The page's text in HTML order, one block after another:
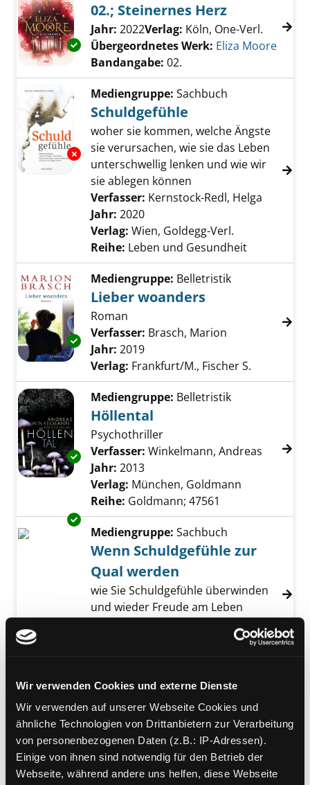
Wir verwenden Cookies und externe Dienste
Wir verwenden auf unserer Webseite Cookies und
ähnliche Technologien von Drittanbietern zur Verarbeitung
von personenbezogenen Daten (z.B.: IP-Adressen).
Einige von ihnen sind notwendig für den Betrieb der
Webseite, während andere uns helfen, diese Webseite
Exemplar-Details von 02.; Steinernes Herz
02.; Steinernes Herz
Suche nach diesem Verfasser
Jahr: 2022Verlag: Köln, One-Verl.
Übergeordnetes Werk: Eliza Moore
Bandangabe: 02.
Exemplar-Details von Schuldgefühle
Mediengruppe: Sachbuch
Schuldgefühle
woher sie kommen, welche Ängste
sie verursachen, wie sie das Leben
unterschwellig lenken und wie wir
sie ablegen können
Verfasser: Kernstock-Redl, Helga
Jahr: 2020
Verlag: Wien, Goldegg-Verl.
Reihe: Leben und Gesundheit
Exemplar-Details von Lieber woanders
Mediengruppe: Belletristik
Lieber woanders
Roman
Verfasser: Brasch, Marion
Jahr: 2019
Verlag: Frankfurt/M., Fischer S.
Exemplar-Details von Höllental anzeigen
Mediengruppe: Belletristik
Höllental
Psychothriller
Verfasser: Winkelmann, Andreas Suche
Jahr: 2013
Verlag: München, Goldmann
Reihe: Goldmann; 47561
Exemplar-Details von Wenn Schuldgefühle
Mediengruppe: Sachbuch
Wenn Schuldgefühle zur
Qual werden
wie Sie Schuldgefühle überwinden
und wieder Freude am Leben
Suche nach
Exemplar-Details von Emotionale
Mediengruppe:Sachbuch
Emotionale Erpressung
wenn andere mit Gefühlen drohen
Verfasser:Forward, Susan;Frazier,
DonnaSuche nach diesem Verfasser
Jahr:2000